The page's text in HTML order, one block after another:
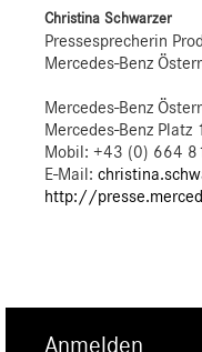
Christina Schwarzer
Pressesprecherin
Mercedes-Benz
Mercedes-Benz
Mercedes-Benz
Mobil: +43 (0) 664
E-Mail:
http://
Anmelden